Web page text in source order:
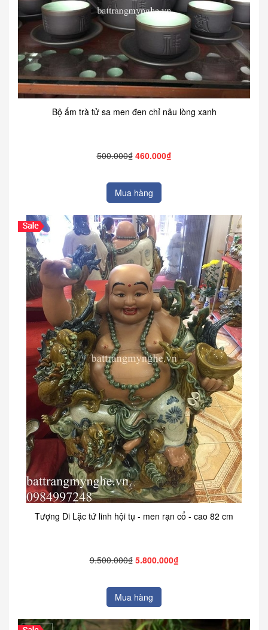
Bộ ấm trà tử sa men đen chỉ nâu lòng xanh
500.000₫ 460.000₫
Mua hàng
Tượng Di Lặc tứ linh hội tụ - men rạn cổ - cao 82 cm
9.500.000₫ 5.800.000₫
Mua hàng